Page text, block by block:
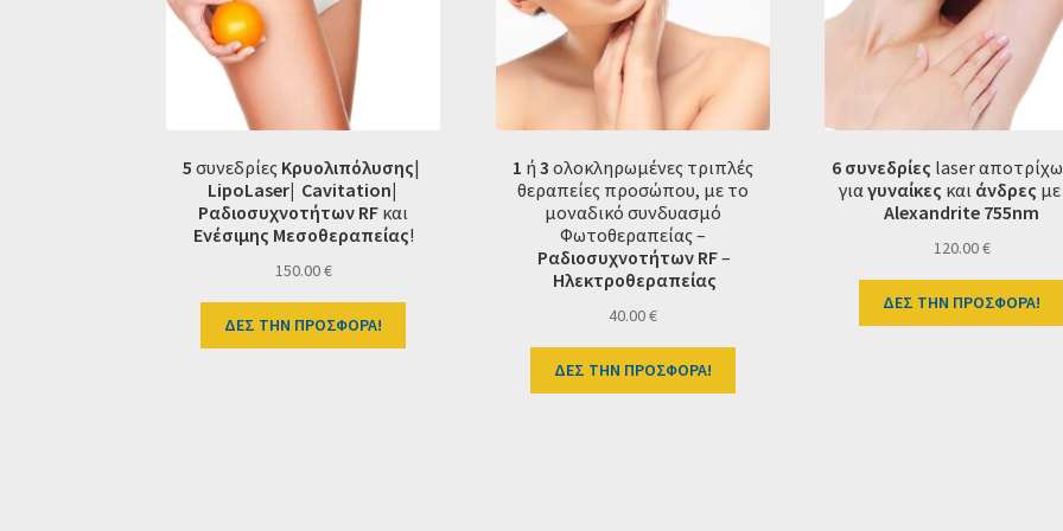
5συνεδρίες Κρυολιπόλυσης|
LipoLaser| Cavitation|
Ραδιοσυχνοτήτων RF και
Ενέσιμης Μεσοθεραπείας!
150.00€
ΔΕΣ ΤΗΝ ΠΡΟΣΦΟΡΑ!
1 ή 3 ολοκληρωμένες τριπλές
θεραπείες προσώπου, με το
μοναδικό συνδυασμό
Φωτοθεραπείας –
Ραδιοσυχνοτήτων RF–
Ηλεκτροθεραπείας
40.00€
ΔΕΣ ΤΗΝ ΠΡΟΣΦΟΡΑ!
6 συνεδρίες laser
γιαγυναίκες και άνδρες
Alexandrite 755nm
120.00€
ΔΕΣ ΤΗΝ ΠΡΟΣΦΟΡΑ!